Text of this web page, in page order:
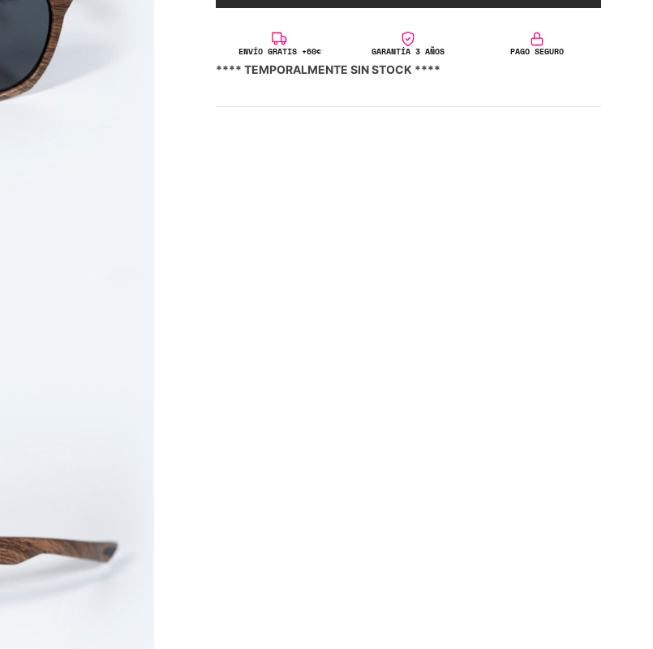
ENVÍO GRATIS +60€ GARANTÍA 3 AÑOS PAGO SEGURO
**** TEMPORALMENTE SIN STOCK ****